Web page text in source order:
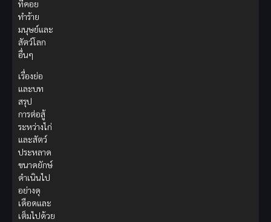
ที่คอย
ทำร้าย
มนุษย์และ
สัตว์โลก
อื่นๆ
เรื่องย่อ
และบท
สรุป
การต่อสู้
ระหว่างไก่
และสัตว์
ประหลาด
ขนาดยักษ์
ดำเนินไป
อย่างดุ
เดือดและ
เต็มไปด้วย